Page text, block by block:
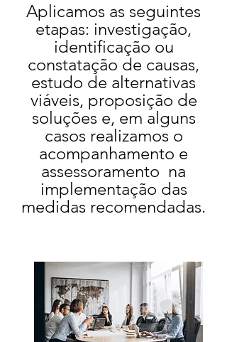
Aplicamos as seguintes
etapas: investigação,
identificação ou
constatação de causas,
estudo de alternativas
viáveis, proposição de
soluções e, em alguns
casos realizamos o
acompanhamento e
assessoramento na
implementação das
medidas recomendadas.